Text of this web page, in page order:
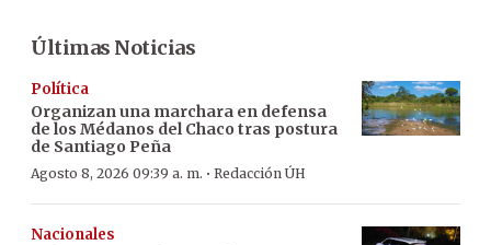
Últimas Noticias
Política
Organizan una marchara en defensa
de los Médanos del Chaco tras postura
de Santiago Peña
Agosto 8, 2026 09:39 a. m. · Redacción ÚH
Nacionales